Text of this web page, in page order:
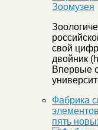
свой
двойник
Впервые
Фабрика
пять